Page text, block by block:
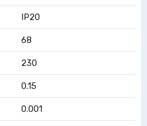
IP20
68
230
0.15
0.001